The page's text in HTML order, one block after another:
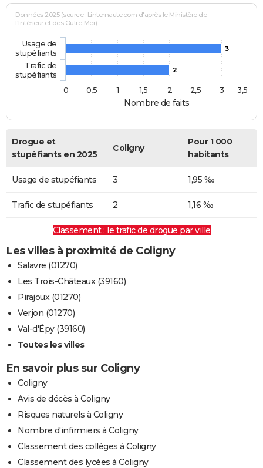
Nombre de faits
Données 2025 (source : Linternaute.com d'après le Ministère de
l'Intérieur et des Outre-Mer)
3
2
Usage de
stupéfiants
Trafic de
stupéfiants
0
0,5 1 1,5 2 2,5 3 3,5
Drogue et
stupéfiants en 2025
Coligny
Pour 1 000
habitants
Usage de stupéfiants 3 1,95 ‰
Trafic de stupéfiants 2 1,16 ‰
Classement : le trafic de drogue par ville
Les villes à proximité de Coligny
Salavre (01270)
Les Trois-Châteaux (39160)
Pirajoux (01270)
Verjon (01270)
Val-d'Épy (39160)
Toutes les villes
En savoir plus sur Coligny
Coligny
Avis de décès à Coligny
Risques naturels à Coligny
Nombre d'infirmiers à Coligny
Classement des collèges à Coligny
Classement des lycées à Coligny